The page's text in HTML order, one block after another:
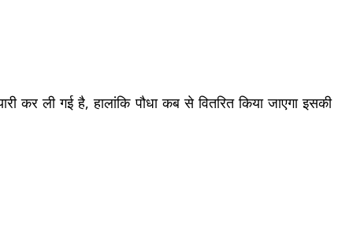
कर ली गई है, हालांकि पौधा कब से वितरित किया जाएगा इसकी